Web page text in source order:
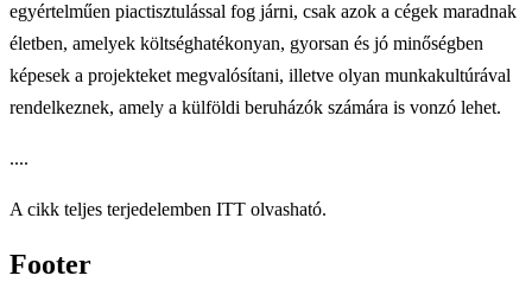
egyértelműen piactisztulással fog járni, csak azok a cégek maradnak
életben, amelyek költséghatékonyan, gyorsan és jó minőségben
képesek a projekteket megvalósítani, illetve olyan munkakultúrával
rendelkeznek, amely a külföldi beruházók számára is vonzó lehet.
....
A cikk teljes terjedelemben ITT olvasható.
Footer